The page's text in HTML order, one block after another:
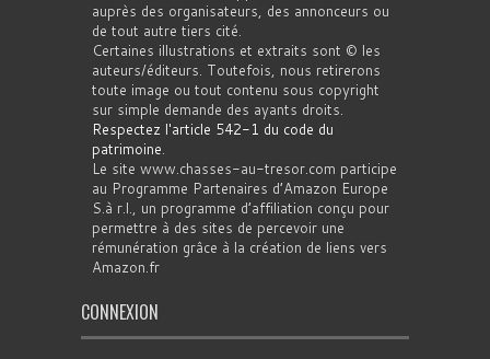
auprès des organisateurs, des annonceurs ou
de tout autre tiers cité.
Certaines illustrations et extraits sont © les
auteurs/éditeurs. Toutefois, nous retirerons
toute image ou tout contenu sous copyright
sur simple demande des ayants droits.
Respectez l'article 542-1 du code du
patrimoine.
Le site www.chasses-au-tresor.com participe
au Programme Partenaires d’Amazon Europe
S.à r.l., un programme d’affiliation conçu pour
permettre à des sites de percevoir une
rémunération grâce à la création de liens vers
Amazon.fr
CONNEXION